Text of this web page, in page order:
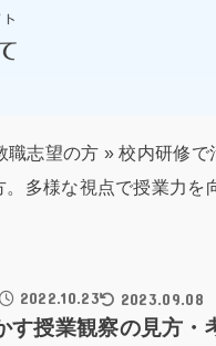
職志望の方 » 校内研修で
多様な視点で授業力を
2022.10.23 2023.09.08
す授業観察の見方・